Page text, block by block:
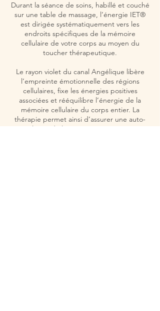
Durant la séance de soins, habillé et couché
sur une table de massage, l’énergie IET®
est dirigée systématiquement vers les
endroits spécifiques de la mémoire
cellulaire de votre corps au moyen du
toucher thérapeutique.
Le rayon violet du canal Angélique libère
l’empreinte émotionnelle des régions
cellulaires, fixe les énergies positives
associées et rééquilibre l’énergie de la
mémoire cellulaire du corps entier. La
thérapie permet ainsi d’assurer une auto-
régulation de l’énergie, un auto-soutien